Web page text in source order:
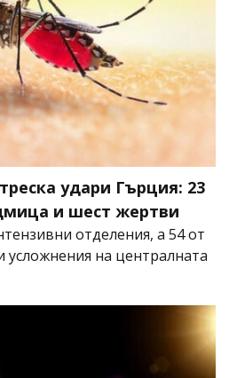
удари Гърция: 23
и шест жертви
отделения, а 54 от
усложнения на централната